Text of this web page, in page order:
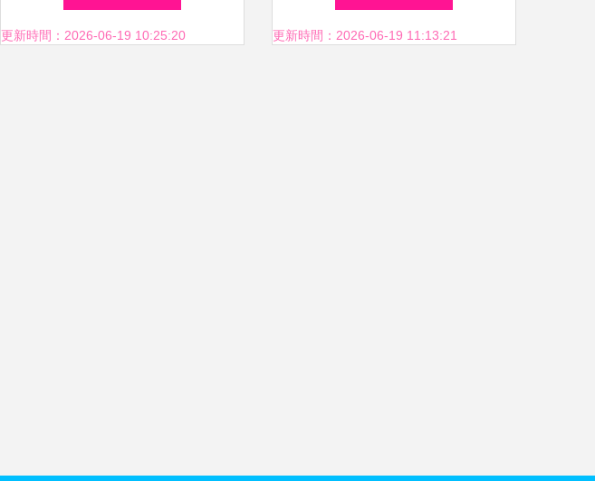
織策劃服務紀實
更新時間：2026-06-19 10:25:20 大型活動策劃服務
更新時間：2026-06-19 11:13:21